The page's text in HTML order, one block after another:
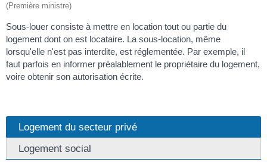
(Première ministre)
Sous-louer consiste à mettre en location tout ou partie du
logement dont on est locataire. La sous-location, même
lorsqu'elle n'est pas interdite, est réglementée. Par exemple, il
faut parfois en informer préalablement le propriétaire du logement,
voire obtenir son autorisation écrite.
Logement du secteur privé
Logement social